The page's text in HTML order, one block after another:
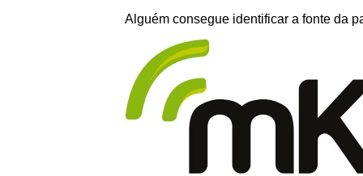
Alguém consegue identificar a fonte da